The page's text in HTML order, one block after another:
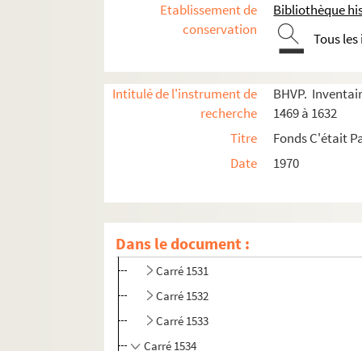
Etablissement de
conservation
Bibliothèque
Tous
Intitulé de l'instrument de
recherche
BHVP.
1469 à 1632
Titre
Fonds C'était
Date
1970
Dans le document :
e
arrondissement
Carrés 1489 à 1507. 14eet 15e
Carrés 1508 à 1527. 14earrondissement
Carrés 1528 à 1547. 13eet 14
arrondissements
4-EPF-012-1778-085. Plan de Paris
Carré 1529
Carré 1530
Carré 1531
Carré 1532
Carré 1533
Carré 1534